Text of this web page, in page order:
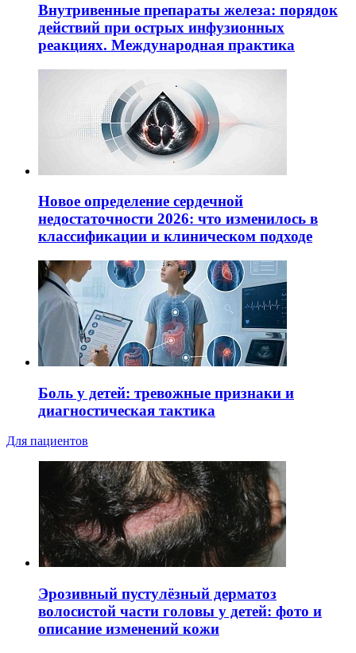
Внутривенные препараты железа: порядок
действий при острых инфузионных
реакциях. Международная практика
Новое определение сердечной
недостаточности 2026: что изменилось в
классификации и клиническом подходе
Боль у детей: тревожные признаки и
диагностическая тактика
Для пациентов
Эрозивный пустулёзный дерматоз
волосистой части головы у детей: фото и
описание изменений кожи